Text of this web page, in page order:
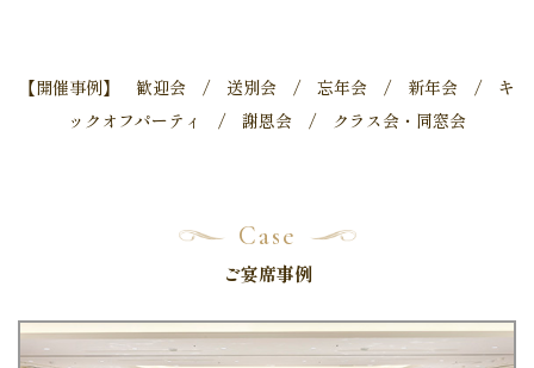
【開催事例】 歓迎会 / 送別会 / 忘年会 / 新年会 / キ
ックオフパーティ / 謝恩会 / クラス会・同窓会
Case
ご宴席事例